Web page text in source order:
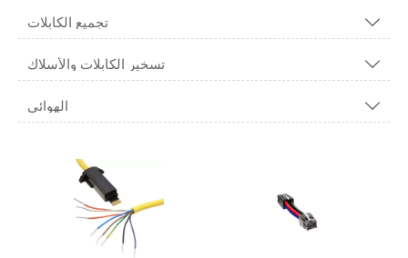
تجميع الكابلات 
تسخير الكابلات والأسلاك 
الهوائي 